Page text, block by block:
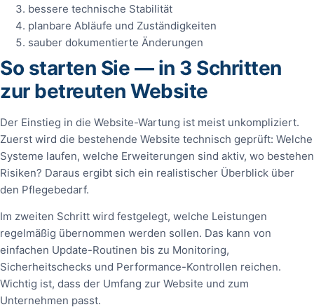
bessere technische Stabilität
planbare Abläufe und Zuständigkeiten
sauber dokumentierte Änderungen
So starten Sie — in 3 Schritten
zur betreuten Website
Der Einstieg in die Website-Wartung ist meist unkompliziert.
Zuerst wird die bestehende Website technisch geprüft: Welche
Systeme laufen, welche Erweiterungen sind aktiv, wo bestehen
Risiken? Daraus ergibt sich ein realistischer Überblick über
den Pflegebedarf.
Im zweiten Schritt wird festgelegt, welche Leistungen
regelmäßig übernommen werden sollen. Das kann von
einfachen Update-Routinen bis zu Monitoring,
Sicherheitschecks und Performance-Kontrollen reichen.
Wichtig ist, dass der Umfang zur Website und zum
Unternehmen passt.